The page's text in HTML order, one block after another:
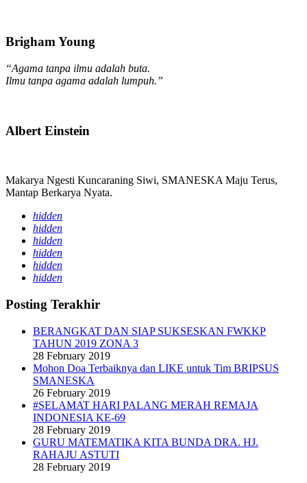
Brigham Young
“Agama tanpa ilmu adalah buta.
Ilmu tanpa agama adalah lumpuh.”
Albert Einstein
Makarya Ngesti Kuncaraning Siwi, SMANESKA Maju Terus,
Mantap Berkarya Nyata.
hidden
hidden
hidden
hidden
hidden
hidden
Posting Terakhir
BERANGKAT DAN SIAP SUKSESKAN FWKKP
TAHUN 2019 ZONA 3
28 February 2019
Mohon Doa Terbaiknya dan LIKE untuk Tim BRIPSUS
SMANESKA
26 February 2019
#SELAMAT HARI PALANG MERAH REMAJA
INDONESIA KE-69
28 February 2019
GURU MATEMATIKA KITA BUNDA DRA. HJ.
RAHAJU ASTUTI
28 February 2019